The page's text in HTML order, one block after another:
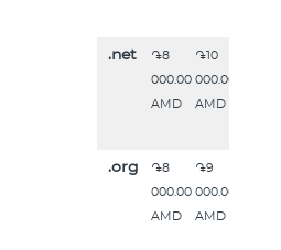
.net
֏8
000.00
AMD
֏10
000.00
AMD
.org
֏8
000.00
AMD
֏9
000.00
AMD